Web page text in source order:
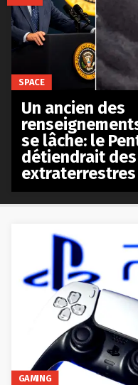
GAMING
SPACE
Un ancien des
se lâche: le
détiendrait
extraterrestres